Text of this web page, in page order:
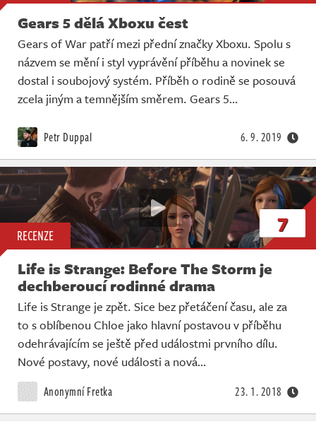
Gears 5 dělá Xboxu čest
Gears of War patří mezi přední značky Xboxu. Spolu s
názvem se mění i styl vyprávění příběhu a novinek se
dostal i soubojový systém. Příběh o rodině se posouvá
zcela jiným a temnějším směrem. Gears 5…
Petr Duppal 6. 9. 2019
RECENZE 7
Life is Strange: Before The Storm je
dechberoucí rodinné drama
Life is Strange je zpět. Sice bez přetáčení času, ale za
to s oblíbenou Chloe jako hlavní postavou v příběhu
odehrávajícím se ještě před událostmi prvního dílu.
Nové postavy, nové události a nová…
Anonymní Fretka 23. 1. 2018